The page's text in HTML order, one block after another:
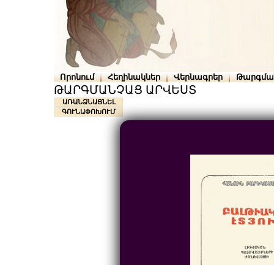
Որոնում Հեղինակներ Վերնագրեր
ԹԱՐԳՄԱՆՉԱՑ ԱՐՎԵՍՏ
ԱՌԱՆՁՆԱՑՆԵԼ
ԳՈՒՆԱՓՈԽՈՒՄ